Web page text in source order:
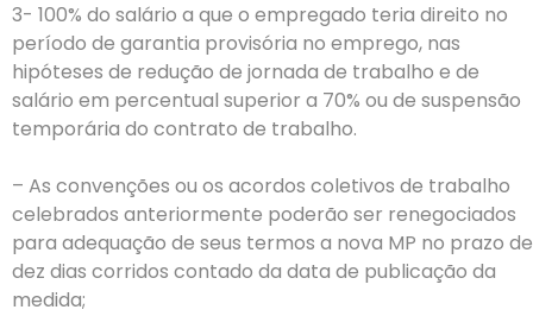
3- 100% do salário a que o empregado teria direito no
período de garantia provisória no emprego, nas
hipóteses de redução de jornada de trabalho e de
salário em percentual superior a 70% ou de suspensão
temporária do contrato de trabalho.
– As convenções ou os acordos coletivos de trabalho
celebrados anteriormente poderão ser renegociados
para adequação de seus termos a nova MP no prazo de
dez dias corridos contado da data de publicação da
medida;